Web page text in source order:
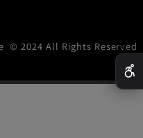
RC zone © 2024 All Rights